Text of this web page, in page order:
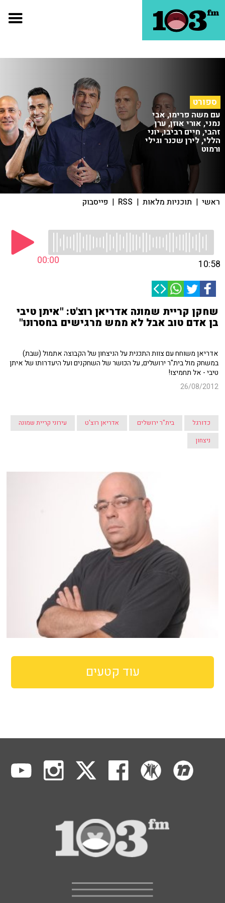
ספורט
עם משה פרימו, אבי
נמני, אורי אוזן, ערן
זהבי, חיים רביבו, יוני
הללי, לירן שכנר וגילי
ורמוט
ראשי | תוכניות מלאות |
RSS
| פייסבוק
00:00 10:58
שחקן קריית שמונה אדריאן רוצ'ט: "איתן טיבי
בן אדם טוב אבל לא ממש מרגישים בחסרונו"
אדריאן משוחח עם צוות התכנית על הניצחון של הקבוצה אתמול (שבת)
במשחק מול בית"ר ירושלים, על הכושר של השחקנים ועל היעדרותו של איתן
טיבי - אל תחמיצו!
26/08/2012
כדורגל בית"ר ירושלים אדריאן רוצ'ט
עירוני קריית שמונה
ניצחון
עוד קטעים